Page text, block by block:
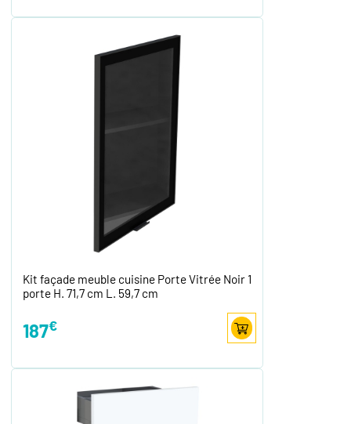
Kit façade meuble cuisine Porte Vitrée Noir 1
porte H. 71,7 cm L. 59,7 cm
187€